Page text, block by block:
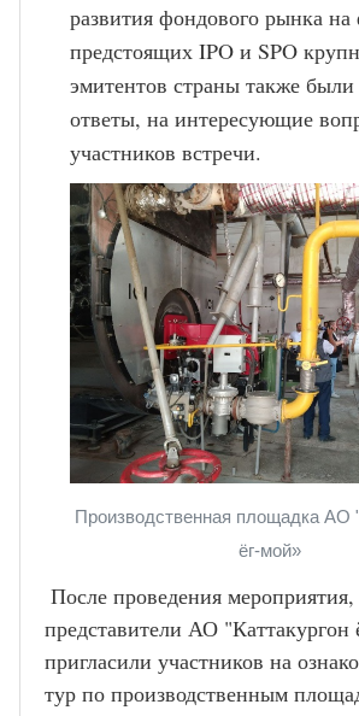
развития фондового рынка
предстоящих IPO и SPO
эмитентов страны также
ответы, на интересующие
участников встречи.
Производственная площадка АО
ёг-мой»
представители АО "Каттакургон
пригласили участников на
тур по производственным